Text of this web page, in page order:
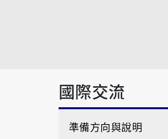
國際交流
準備方向與說明